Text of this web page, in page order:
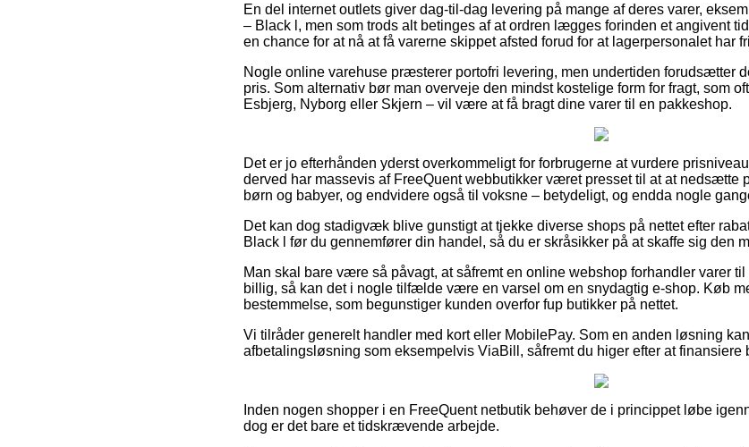
En del internet outlets giver dag-til-dag levering på mange af deres varer,
– Black l, men som trods alt betinges af at ordren lægges forinden et angivent
en chance for at nå at få varerne skippet afsted forud for at lagerpersonalet har
Nogle online varehuse præsterer portofri levering, men undertiden forudsætter
pris. Som alternativ bør man overveje den mindst kostelige form for fragt, som
Esbjerg, Nyborg eller Skjern – vil være at få bragt dine varer til en pakkeshop.
Det er jo efterhånden yderst overkommeligt for forbrugerne at vurdere
derved har massevis af FreeQuent webbutikker været presset til at at nedsætte
børn og babyer, og endvidere også til voksne – betydeligt, og endda nogle
Det kan dog stadigvæk blive gunstigt at tjekke diverse shops på nettet efter
Black l før du gennemfører din handel, så du er skråsikker på at skaffe sig den
Man skal bare være så påvagt, at såfremt en online webshop forhandler varer
billig, så kan det i nogle tilfælde være en varsel om en snydagtig e-shop. Køb
bestemmelse, som begunstiger kunden overfor fup butikker på nettet.
Vi tilråder generelt handler med kort eller MobilePay. Som en anden løsning
afbetalingsløsning som eksempelvis ViaBill, såfremt du higer efter at finansiere
Inden nogen shopper i en FreeQuent netbutik behøver de i princippet løbe
dog er det bare et tidskrævende arbejde.